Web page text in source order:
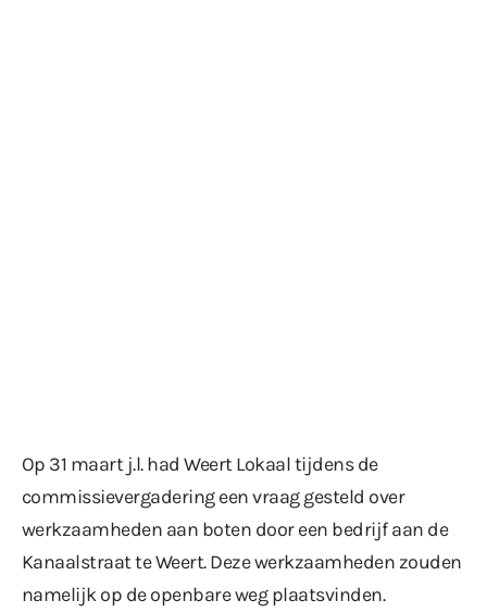
Op 31 maart j.l. had Weert Lokaal tijdens de
commissievergadering een vraag gesteld over
werkzaamheden aan boten door een bedrijf aan de
Kanaalstraat te Weert. Deze werkzaamheden zouden
namelijk op de openbare weg plaatsvinden.